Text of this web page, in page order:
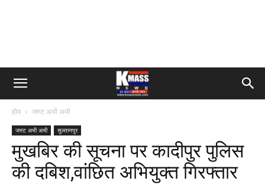
होम जस्ट अभी अभी
जस्ट अभी अभी सुल्तानपुर
मुखबिर की सूचना पर कादीपुर पुलिस
की दबिश,वांछित अभियुक्त गिरफ्तार